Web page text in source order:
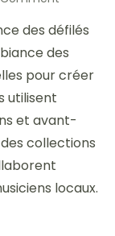
musique
et
des
de
belges
création
des défilés
des
pour créer
utilisent
et avant-
collections
locaux.